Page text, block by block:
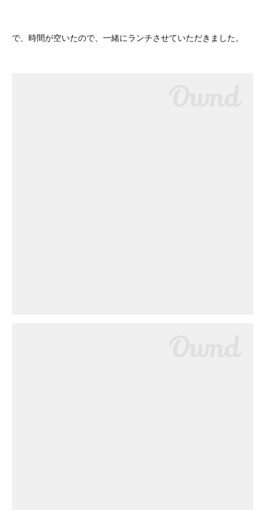
で、時間が空いたので、一緒にランチさせていただきました。